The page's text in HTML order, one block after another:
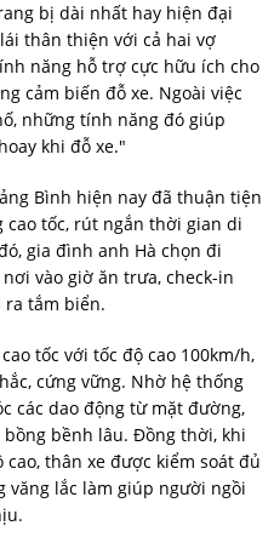
bị dài nhất hay hiện đại
thân thiện với cả hai vợ
năng hỗ trợ cực hữu ích cho
cảm biến đỗ xe. Ngoài việc
những tính năng đó giúp
khi đỗ xe."
Bình hiện nay đã thuận tiện
tốc, rút ngắn thời gian di
gia đình anh Hà chọn đi
vào giờ ăn trưa, check-in
ra tắm biển.
tốc với tốc độ cao 100km/h,
cứng vững. Nhờ hệ thống
các dao động từ mặt đường,
bồng bềnh lâu. Đồng thời, khi
thân xe được kiểm soát đủ
văng lắc làm giúp người ngồi